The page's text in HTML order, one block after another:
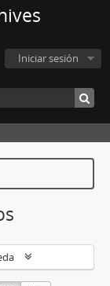
Iniciar sesión